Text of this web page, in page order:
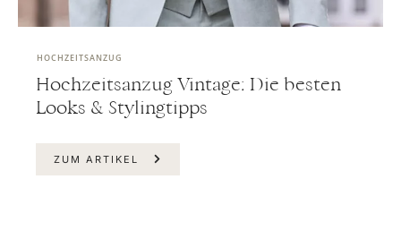
HOCHZEITSANZUG
Hochzeitsanzug Vintage: Die besten
Looks & Stylingtipps
ZUM ARTIKEL